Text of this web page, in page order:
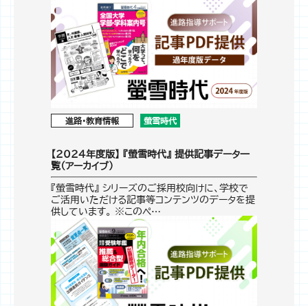
進路・教育情報 螢雪時代
【2024年度版】 『螢雪時代』 提供記事データ一
覧（アーカイブ）
『螢雪時代』 シリーズのご採用校向けに、学校で
ご活用いただける記事等コンテンツのデータを提
供しています。 ※このペ…